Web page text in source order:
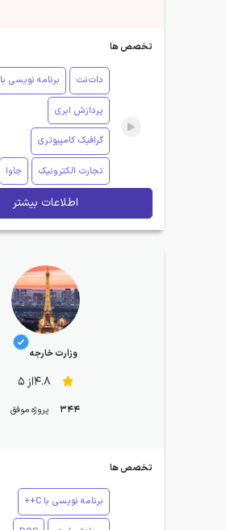
تخصص ها
دات‌نت برنامه نویسی با C#
پردازش ابری
گرافیک کامپیوتری
تجارت الکترونیک جاوا
اطلاعات بیشتر
وزارت خارجه
4.8از 5
344 پروژه موفق
تخصص ها
برنامه نویسی با C++